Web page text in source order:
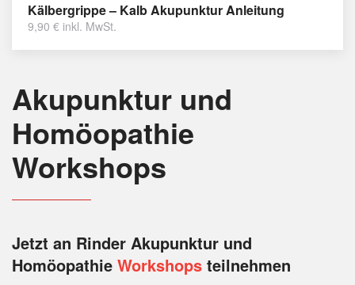
Kälbergrippe – Kalb Akupunktur Anleitung
9,90 € inkl. MwSt.
Akupunktur und
Homöopathie
Workshops
Jetzt an Rinder Akupunktur und
Homöopathie Workshops teilnehmen